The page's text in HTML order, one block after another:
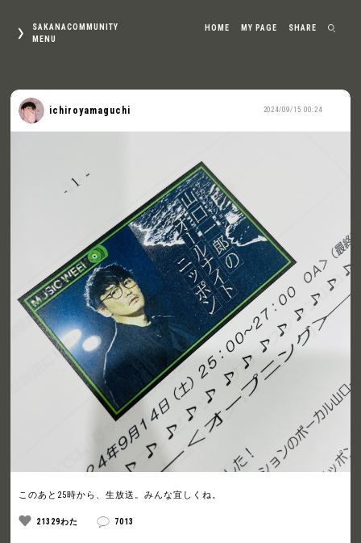
SAKANACOMMUNITY
MENU
HOME MY PAGE SHARE
2024/09/15 00:24
ichiroyamaguchi
このあと25時から、生放送。みんな宜しくね。
21329わた 7013